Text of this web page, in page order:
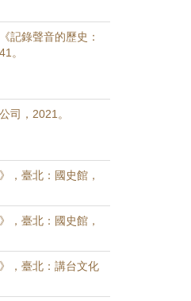
記錄聲音的歷史：
。
司，2021。
，臺北：國史館，
，臺北：國史館，
，臺北：講台文化